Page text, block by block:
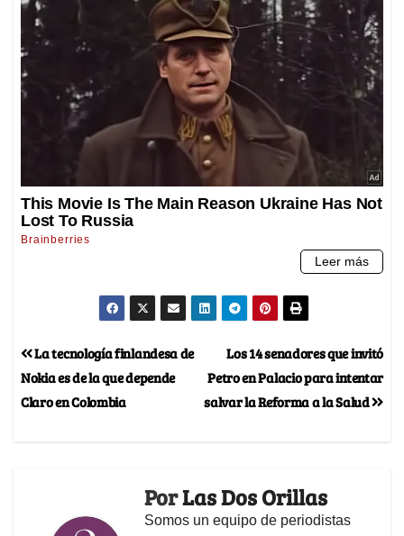
Los 14 senadores que invitó
Petro en Palacio para intentar
salvar la Reforma a la Salud
La tecnología finlandesa de
Nokia es de la que depende
Claro en Colombia
PorLas Dos Orillas
Somos un equipo de periodistas